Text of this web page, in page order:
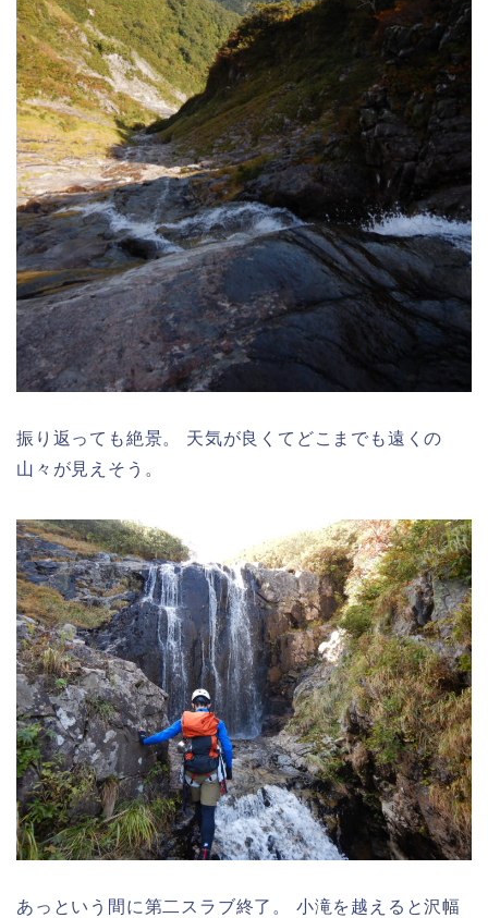
振り返っても絶景。 天気が良くてどこまでも遠くの
山々が見えそう。
あっという間に第二スラブ終了。 小滝を越えると沢幅